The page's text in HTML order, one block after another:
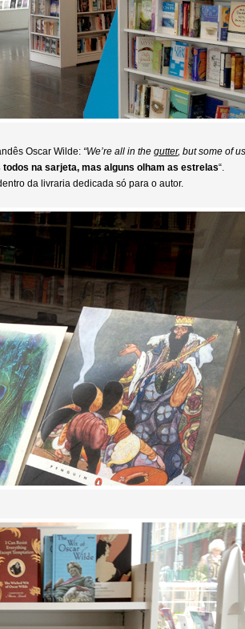
Oscar Wilde: “We’re all in the gutter, but some of us
todos na sarjeta, mas alguns olham as estrelas“.
da livraria dedicada só para o autor.